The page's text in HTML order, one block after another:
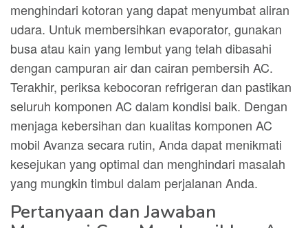
menghindari kotoran yang dapat menyumbat aliran
udara. Untuk membersihkan evaporator, gunakan
busa atau kain yang lembut yang telah dibasahi
dengan campuran air dan cairan pembersih AC.
Terakhir, periksa kebocoran refrigeran dan pastikan
seluruh komponen AC dalam kondisi baik. Dengan
menjaga kebersihan dan kualitas komponen AC
mobil Avanza secara rutin, Anda dapat menikmati
kesejukan yang optimal dan menghindari masalah
yang mungkin timbul dalam perjalanan Anda.
Pertanyaan dan Jawaban